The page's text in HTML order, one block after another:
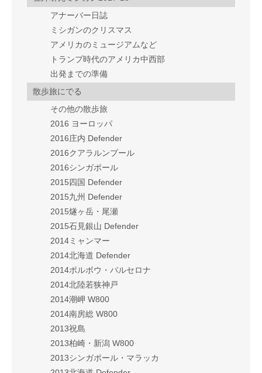
アナーバー日誌
ミシガンのクリスマス
アメリカのミュージアムなど
トランプ時代のアメリカ中西部
出発までの準備
散歩旅にでる
その他の散歩旅
2016 ヨーロッパ
2016庄内 Defender
2016クアラルンプール
2016シンガポール
2015四国 Defender
2015九州 Defender
2015燧ヶ岳・尾瀬
2015石見銀山 Defender
2014ミャンマー
2014北海道 Defender
2014ポルボウ・バルセロナ
2014北陸若狭神戸
2014潮岬 W800
2014南房総 W800
2013祝島
2013柏崎・新潟 W800
2013シンガポール・マラッカ